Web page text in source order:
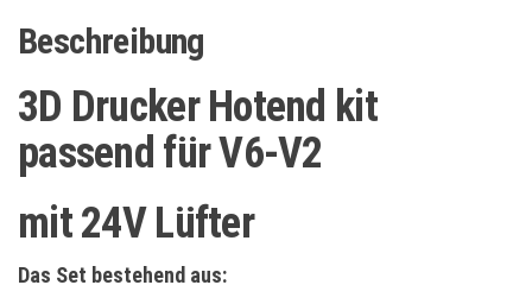
Beschreibung
3D Drucker Hotend kit
passend für V6-V2
mit 24V Lüfter
Das Set bestehend aus: